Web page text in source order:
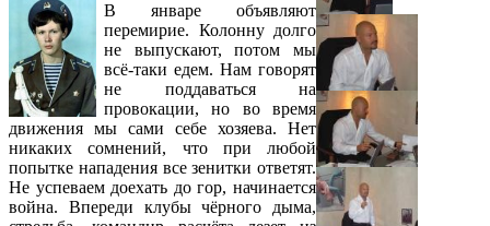
В январе объявляют
перемирие. Колонну долго
не выпускают, потом мы
всё-таки едем. Нам говорят
не поддаваться на
провокации, но во время
движения мы сами себе хозяева. Нет
никаких сомнений, что при любой
попытке нападения все зенитки ответят.
Не успеваем доехать до гор, начинается
война. Впереди клубы чёрного дыма,